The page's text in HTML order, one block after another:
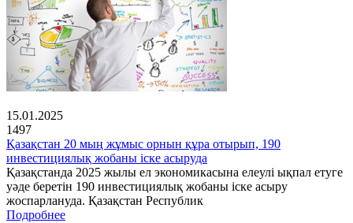
15.01.2025
1497
Қазақстан 20 мың жұмыс орнын құра отырып, 190
инвестициялық жобаны іске асыруда
Қазақстанда 2025 жылы ел экономикасына елеулі ықпал етуге
уәде беретін 190 инвестициялық жобаны іске асыру
жоспарлануда. Қазақстан Республик
Подробнее